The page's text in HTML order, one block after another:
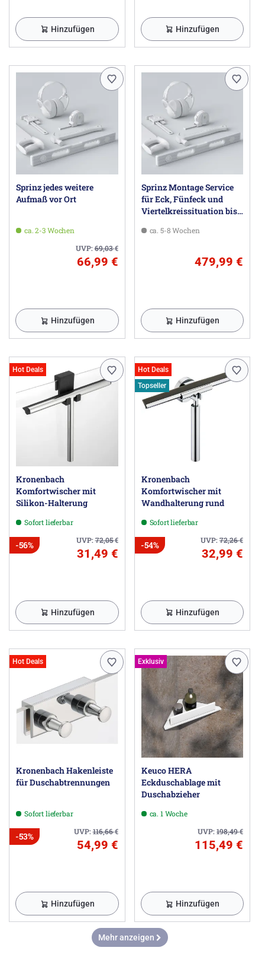
Hinzufügen Hinzufügen
Sprinz jedes weitere
Aufmaß vor Ort
ca. 2-3 Wochen
UVP:69,03€
66,99 €
Hinzufügen
Sprinz Montage Service
für Eck, Fünfeck und
Viertelkreissituation bis
ca. 5-8 Wochen
479,99 €
Hinzufügen
Hot Deals
Kronenbach
Komfortwischer mit
Silikon-Halterung
Sofort lieferbar
UVP:72,05€
-56%
31,49 €
Hinzufügen
Hot Deals
Topseller
Kronenbach
Komfortwischer mit
Wandhalterung rund
Sofort lieferbar
UVP:72,26€
-54%
32,99 €
Hinzufügen
Hot Deals
Kronenbach Hakenleiste
für Duschabtrennungen
Sofort lieferbar
UVP:116,66€
-53%
54,99 €
Hinzufügen
Exklusiv
Keuco HERA
Eckduschablage mit
Duschabzieher
ca. 1 Woche
UVP:198,49€
115,49 €
Hinzufügen
Mehr anzeigen